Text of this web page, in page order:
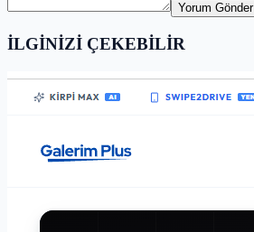
Yorum Gönder
İLGİNİZİ ÇEKEBİLİR